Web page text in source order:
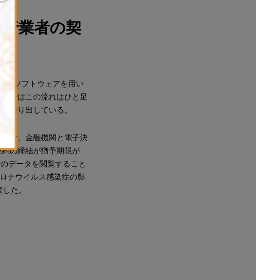
業者の契
やソフトウェアを用い
ではこの流れはひと足
乗り出している。
で、金融機関と電子決
の締結が猶予期限が
データを閲覧すること
ナウイルス感染症の影
た。